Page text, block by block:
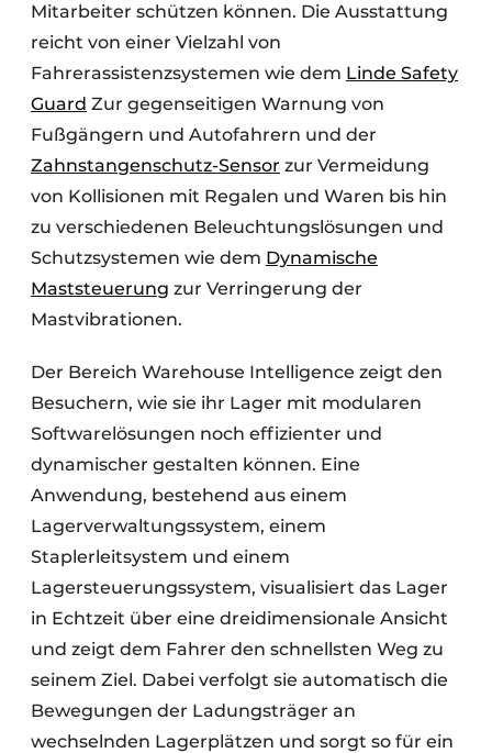
Mitarbeiter schützen können. Die Ausstattung
reicht von einer Vielzahl von
Fahrerassistenzsystemen wie dem Linde Safety
Guard Zur gegenseitigen Warnung von
Fußgängern und Autofahrern und der
Zahnstangenschutz-Sensor zur Vermeidung
von Kollisionen mit Regalen und Waren bis hin
zu verschiedenen Beleuchtungslösungen und
Schutzsystemen wie dem Dynamische
Maststeuerung zur Verringerung der
Mastvibrationen.
Der Bereich Warehouse Intelligence zeigt den
Besuchern, wie sie ihr Lager mit modularen
Softwarelösungen noch effizienter und
dynamischer gestalten können. Eine
Anwendung, bestehend aus einem
Lagerverwaltungssystem, einem
Staplerleitsystem und einem
Lagersteuerungssystem, visualisiert das Lager
in Echtzeit über eine dreidimensionale Ansicht
und zeigt dem Fahrer den schnellsten Weg zu
seinem Ziel. Dabei verfolgt sie automatisch die
Bewegungen der Ladungsträger an
wechselnden Lagerplätzen und sorgt so für ein